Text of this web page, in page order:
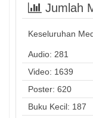
Jumlah
Keseluruhan
Audio: 281
Video: 1639
Poster: 620
Buku Kecil: 187